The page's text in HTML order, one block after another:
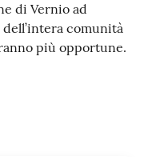
di Vernio ad
comunità
più opportune.